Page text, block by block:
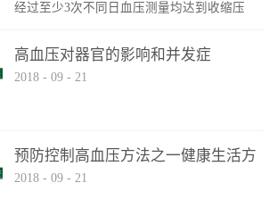
眠、记忆力减退、烦躁、易怒、性格改变。
经过至少3次不同日血压测量均达到收缩压
断为高血压
高血压对器官的影响和并发症
2018 - 09 - 21
预防控制高血压方法之一健康生活方
式
2018 - 09 - 21